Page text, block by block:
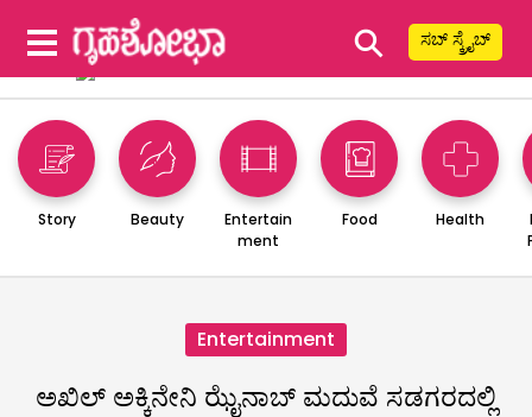
⚲ ಸಬ್ ಸ್ಕ್ರೈಬ್
Story Beauty
Entertain
ment
Food Health
Entertainment
ಅಖಿಲ್ ಅಕ್ಕಿನೇನಿ ಝೈನಾಬ್ ಮದುವೆ ಸಡಗರದಲ್ಲಿ